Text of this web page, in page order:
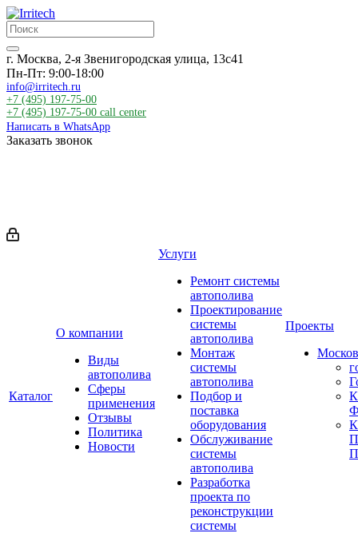
г. Москва, 2-я Звенигородская улица, 13с41
Пн-Пт: 9:00-18:00
info@irritech.ru
+7 (495) 197-75-00
+7 (495) 197-75-00 call center
Написать в WhatsApp
Заказать звонок
Каталог
О компании
Виды
автополива
Сферы
применения
Отзывы
Политика
Новости
Услуги
Ремонт системы
автополива
Проектирование
системы
автополива
Монтаж
системы
автополива
Подбор и
поставка
оборудования
Обслуживание
системы
автополива
Разработка
проекта по
реконструкции
системы
Проекты